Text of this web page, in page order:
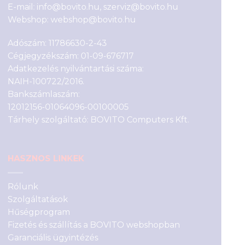
E-mail: info@bovito.hu, szerviz@bovito.hu
Webshop: webshop@bovito.hu
Adószám: 11786630-2-43
Cégjegyzékszám: 01-09-676717
Adatkezelés nyilvántartási száma:
NAIH-100722/2016.
Bankszámlaszám:
12012156-01064096-00100005
Tárhely szolgáltató: BOVITO Computers Kft.
HASZNOS LINKEK
Rólunk
Szolgáltatások
Hűségprogram
Fizetés és szállítás a BOVITO webshopban
Garanciális ügyintézés